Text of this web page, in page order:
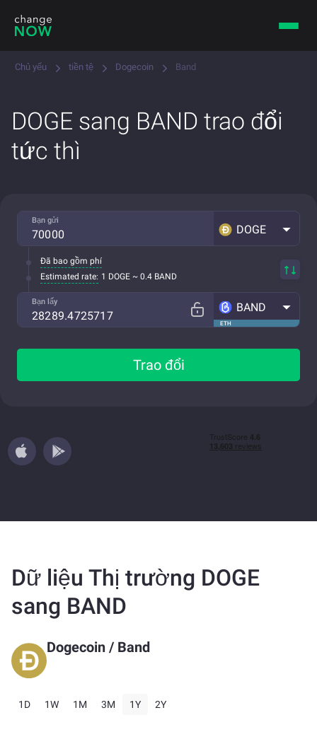
Chủ yếu tiền tệ Dogecoin Band
DOGE sang BAND trao đổi
tức thì
Bạn gửi
DOGE
Đã bao gồm phí
Estimated rate: 1 DOGE ~ 0.4 BAND
Bạn lấy
ETH
BAND
Trao đổi
Dữ liệu Thị trường DOGE
sang BAND
Dogecoin / Band
1D 1W 1M 3M 1Y 2Y